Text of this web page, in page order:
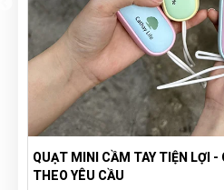
QUẠT MINI CẦM TAY TIỆN LỢI -
THEO YÊU CẦU